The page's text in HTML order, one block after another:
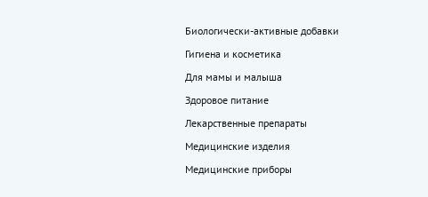
Биологически-активные добавки
Гигиена и косметика
Для мамы и малыша
Здоровое питание
Лекарственные препараты
Медицинские изделия
Медицинские приборы